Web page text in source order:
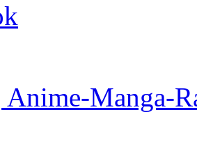
Anime-Manga-